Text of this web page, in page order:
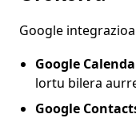
Google
Google
lortu bilera
Google